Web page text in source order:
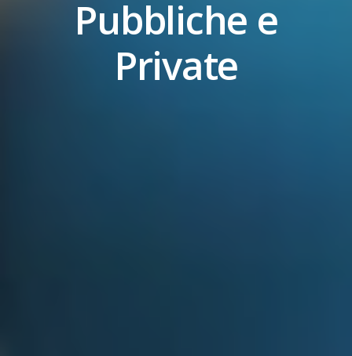
Pubbliche e
Private